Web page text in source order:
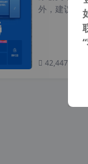
外，建议避
42,447 次浏览